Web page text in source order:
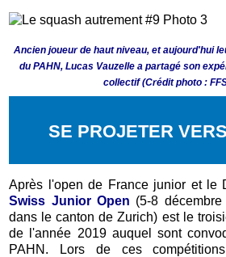
Ancien joueur de haut niveau, et aujourd'hui
du PAHN, Lucas Vauzelle a partagé son
collectif (Crédit photo :
SE PROJETER
Après l'open de France junior et le
Swiss Junior Open (5-8
dans le canton de Zurich) est le
de l'année 2019 auquel sont
PAHN. Lors de ces